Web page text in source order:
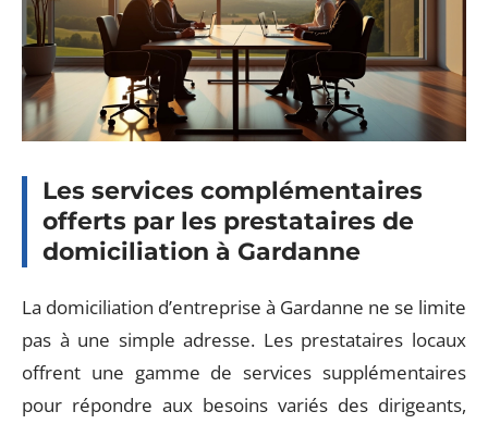
Les services complémentaires
offerts par les prestataires de
domiciliation à Gardanne
La domiciliation d’entreprise à Gardanne ne se limite
pas à une simple adresse. Les prestataires locaux
offrent une gamme de services supplémentaires
pour répondre aux besoins variés des dirigeants,